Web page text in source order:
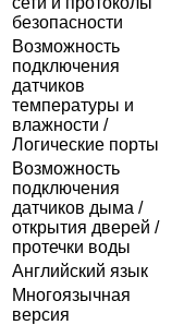
безопасности
Возможность
подключения
датчиков
температуры и
влажности /
Логические порты
Возможность
подключения
датчиков дыма /
открытия дверей /
протечки воды
Английский язык
Многоязычная
версия